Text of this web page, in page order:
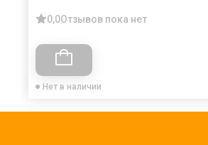
0,0Отзывов пока нет
Нет в наличии